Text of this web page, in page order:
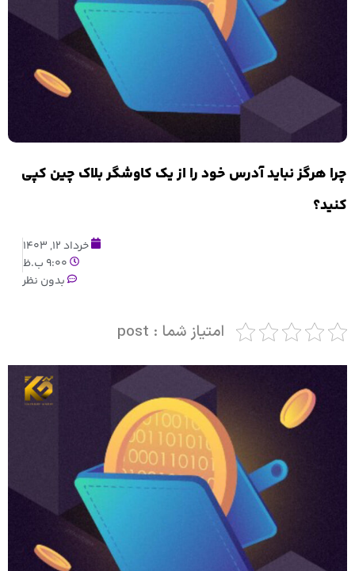
چرا هرگز نباید آدرس خود را از یک کاوشگر بلاک چین کپی
کنید؟
خرداد 12, 1403
9:00 ب.ظ
بدون نظر
امتیاز شما : post